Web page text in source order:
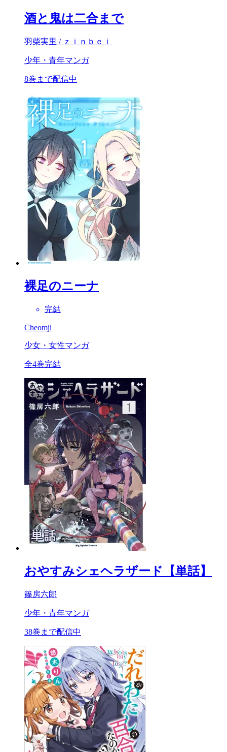
酒と鬼は二合まで
羽柴実里 / ｚｉｎｂｅｉ
少年・青年マンガ
8巻まで配信中
裸足のニーナ
完結
Cheomji
少女・女性マンガ
全4巻完結
おやすみシェヘラザード【単話】
篠房六郎
少年・青年マンガ
38巻まで配信中